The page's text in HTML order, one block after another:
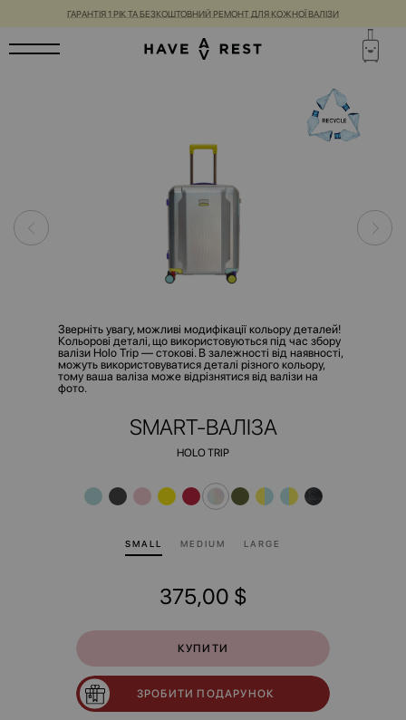
ГАРАНТІЯ 1 РІК ТА БЕЗКОШТОВНИЙ РЕМОНТ ДЛЯ КОЖНОЇ ВАЛІЗИ
Зверніть увагу, можливі модифікації кольору деталей!
Кольорові деталі, що використовуються під час збору
валізи Holo Trip — стокові. В залежності від наявності,
можуть використовуватися деталі різного кольору,
тому ваша валіза може відрізнятися від валізи на
фото.
SMART-ВАЛІЗА
HOLO TRIP
SMALL MEDIUM LARGE
375,00 $
КУПИТИ
ЗРОБИТИ ПОДАРУНОК